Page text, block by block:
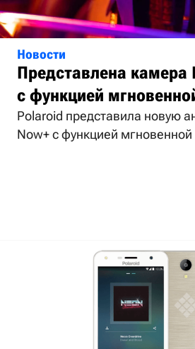
Новости
Представлена камера
с функцией
Polaroid представила новую
Now+ с функцией мгновенной